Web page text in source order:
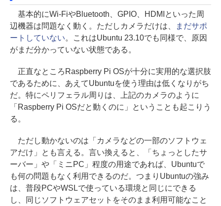
基本的にWi-FiやBluetooth、GPIO、HDMIといった周
辺機器は問題なく動く。ただしカメラだけは、
まだサポ
ートしていない。これはUbuntu 23.10でも同様で、原因
がまだ分かっていない状態である。
正直なところRaspberry Pi OSが十分に実用的な選択肢
であるために、あえてUbuntuを使う理由は低くなりがち
だ。特にペリフェラル周りは、上記のカメラのように
「Raspberry Pi OSだと動くのに」ということも起こりう
る。
ただし動かないのは「カメラなどの一部のソフトウェ
アだけ」とも言える。言い換えると、「ちょっとしたサ
ーバー」や「ミニPC」程度の用途であれば、Ubuntuで
も何の問題もなく利用できるのだ。つまりUbuntuの強み
は、普段PCやWSLで使っている環境と同じにできる
し、同じソフトウェアセットをそのまま利用可能なこと